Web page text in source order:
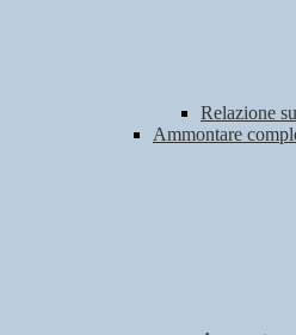
Relazione
Ammontare